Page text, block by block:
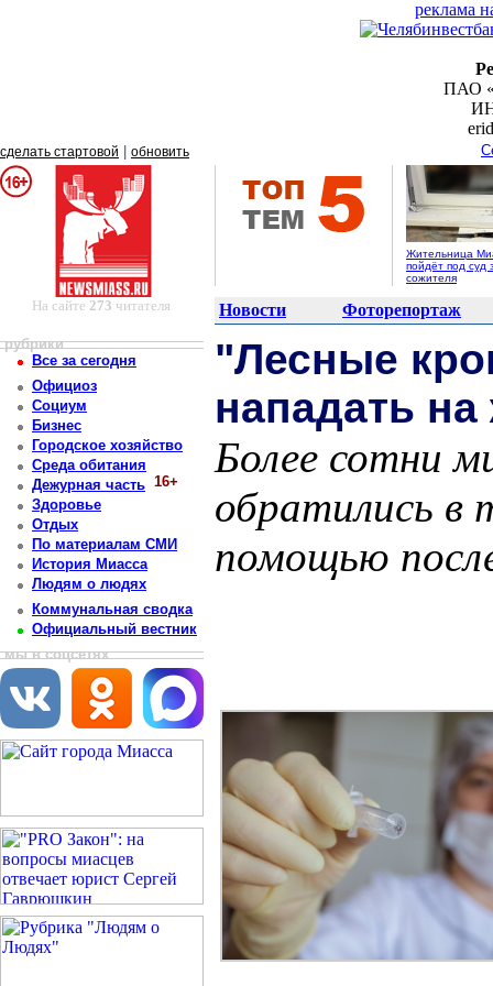
реклама
ПАО
сделать стартовой обновить
Жительница
пойдёт под суд
сожителя
На сайте 273 читателя Новости Фоторепортаж
рубрики
Все за сегодня
Официоз
Социум
Бизнес
Городское хозяйство
Среда обитания
Дежурная часть 16+
Здоровье
Отдых
По материалам СМИ
История Миасса
Людям о людях
Коммунальная сводка
Официальный вестник
мы в соцсетях
"Лесные
нападать
Более сотни
обратились
помощью